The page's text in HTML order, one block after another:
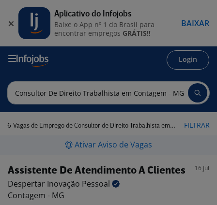
Login
6 Vagas de Emprego de Consultor de Direito Trabalhista em Contagem - MG FILTRAR
Ativar Aviso de Vagas
Assistente De Atendimento A Clientes 16 jul
Despertar Inovação Pessoal
Contagem - MG
Aplicativo do Infojobs
Baixe o App nº 1 do Brasil para
encontrar empregos GRÁTIS!!
BAIXAR